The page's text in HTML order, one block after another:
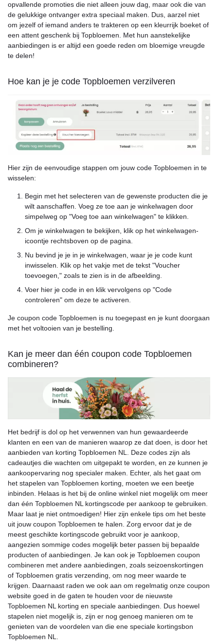
opvallende promoties die niet alleen jouw dag, maar ook die van
de gelukkige ontvanger extra speciaal maken. Dus, aarzel niet
om jezelf of iemand anders te trakteren op een kleurrijk boeket of
een attent geschenk bij Topbloemen. Met hun aanstekelijke
aanbiedingen is er altijd een goede reden om bloemige vreugde
te delen!
Hoe kan je je code Topbloemen verzilveren
Hier zijn de eenvoudige stappen om jouw code Topbloemen in te
wisselen:
Begin met het selecteren van de gewenste producten die je
wilt aanschaffen. Voeg ze toe aan je winkelwagen door
simpelweg op "Voeg toe aan winkelwagen" te klikken.
Om je winkelwagen te bekijken, klik op het winkelwagen-
icoontje rechtsboven op de pagina.
Nu bevind je je in je winkelwagen, waar je je code kunt
inwisselen. Klik op het vakje met de tekst "Voucher
toevoegen," zoals te zien is in de afbeelding.
Voer hier je code in en klik vervolgens op "Code
controleren" om deze te activeren.
Je coupon code Topbloemen is nu toegepast en je kunt doorgaan
met het voltooien van je bestelling.
Kan je meer dan één coupon code Topbloemen
combineren?
Het bedrijf is dol op het verwennen van hun gewaardeerde
klanten en een van de manieren waarop ze dat doen, is door het
aanbieden van korting Topbloemen NL. Deze codes zijn als
cadeautjes die wachten om uitgepakt te worden, en ze kunnen je
aankoopervaring nog specialer maken. Echter, als het gaat om
het stapelen van Topbloemen korting, moeten we een beetje
inbinden. Helaas is het bij de online winkel niet mogelijk om meer
dan één Topbloemen NL kortingscode per aankoop te gebruiken.
Maar laat je niet ontmoedigen! Hier zijn enkele tips om het beste
uit jouw coupon Topbloemen te halen. Zorg ervoor dat je de
meest geschikte kortingscode gebruikt voor je aankoop,
aangezien sommige codes mogelijk beter passen bij bepaalde
producten of aanbiedingen. Je kan ook je Topbloemen coupon
combineren met andere aanbiedingen, zoals seizoenskortingen
of Topbloemen gratis verzending, om nog meer waarde te
krijgen. Daarnaast raden we ook aan om regelmatig onze coupon
website goed in de gaten te houden voor de nieuwste
Topbloemen NL korting en speciale aanbiedingen. Dus hoewel
stapelen niet mogelijk is, zijn er nog genoeg manieren om te
genieten van de voordelen van die ene speciale kortingsbon
Topbloemen NL.